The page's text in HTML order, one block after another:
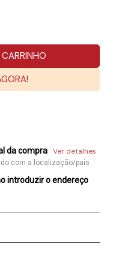
da compra Ver detalhes
com a localização/país
introduzir o endereço